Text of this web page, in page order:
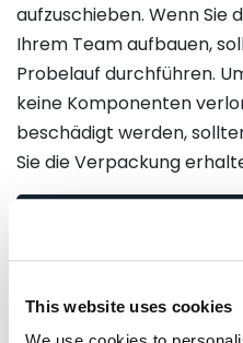
This website uses cookies
aufzuschieben. Wenn Sie
Ihrem Team aufbauen,
Probelauf durchführen.
keine Komponenten
beschädigt werden,
Sie die Verpackung
REQUEST
Contact Name*